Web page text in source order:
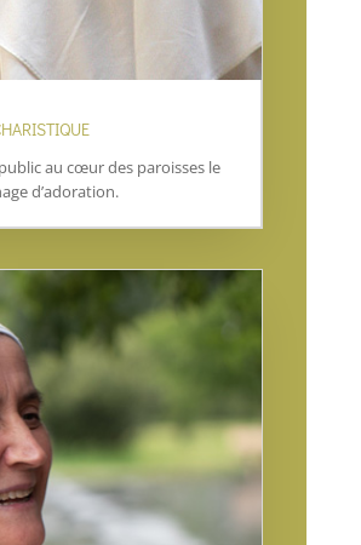
au cœur des paroisses le
d’adoration.